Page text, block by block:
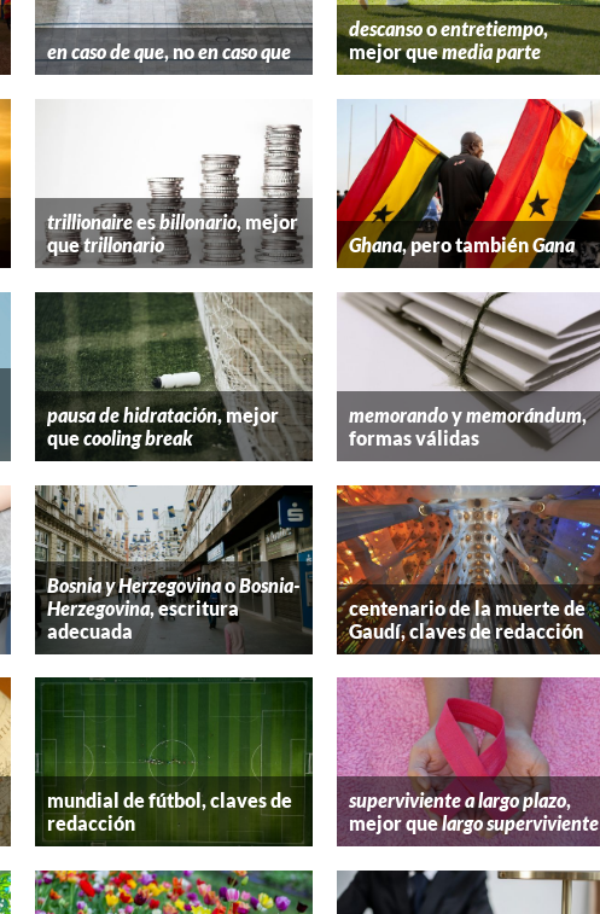
en caso de que, noen caso que
descansooentretiempo,
mejor quemedia parte
trillionaireesbillonario, mejor
quetrillonario Ghana, pero tambiénGana
pausa de hidratación, mejor
quecooling break
memorandoymemorándum,
formas válidas
Bosnia y HerzegovinaoBosnia-
Herzegovina, escritura
adecuada
centenario de la muerte de
Gaudí, claves de redacción
mundial de fútbol, claves de
redacción
superviviente a largo plazo,
mejor quelargo superviviente